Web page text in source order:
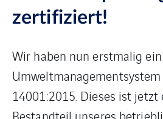
zertifiziert!
Wir haben nun erstmalig
Umweltmanagementsystem
14001:2015. Dieses ist jetzt